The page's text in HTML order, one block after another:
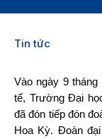
Tin tức
Vào ngày 9
tế, Trường Đại
đã đón tiếp đón
Hoa Kỳ. Đoàn